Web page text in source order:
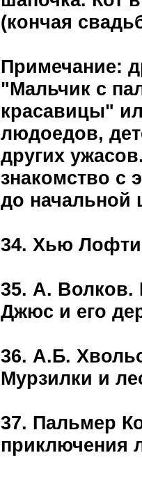
(кончая
Примечание:
"Мальчик с
красавицы"
людоедов,
других
знакомство с
до начальной
34. Хью
35. А. Волков.
Джюс и его
36. А.Б.
Мурзилки и
37. Пальмер
приключения